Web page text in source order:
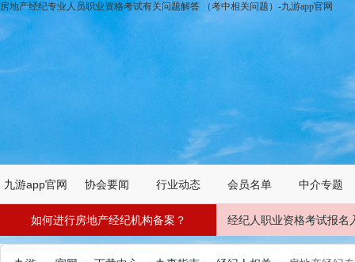
房地产经纪专业人员职业资格考试有关问题解答 （考中相关问题）-九游app官网
九游app官网 协会要闻 行业动态 会员名单 中介专题
如何进行房地产经纪机构备案？ 经纪人职业资格考试报名